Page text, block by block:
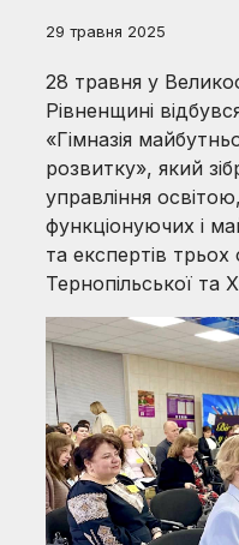
29 травня 2025
28 травня у
Рівненщині
«Гімназія
розвитку», який
управління
функціонуючих і
та експертів трьох
Тернопільської та